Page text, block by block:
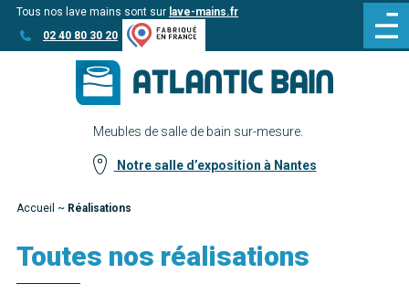
Aller
au
Aller au
contenu
Tous nos lave mains sont sur lave-mains.fr
02 40 80 30 20
Meubles de salle de bain sur-mesure.
Notre salle d’exposition à Nantes
Accueil ~ Réalisations
Toutes nos réalisations